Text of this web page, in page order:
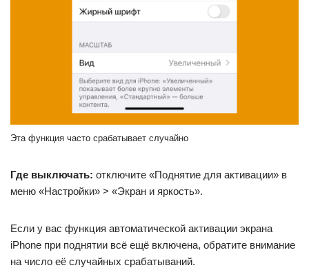
Эта функция часто срабатывает случайно
Где выключать: отключите «Поднятие для активации» в
меню «Настройки» > «Экран и яркость».
Если у вас функция автоматической активации экрана
iPhone при поднятии всё ещё включена, обратите внимание
на число её случайных срабатываний.